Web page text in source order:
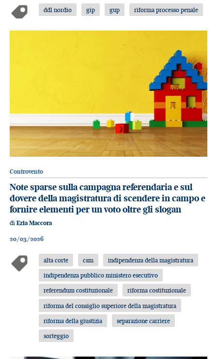
ddl nordio gip gup riforma processo penale
Controvento
Note sparse sulla campagna referendaria e sul
dovere della magistratura di scendere in campo e
fornire elementi per un voto oltre gli slogan
di Ezia Maccora
20/03/2026
alta corte csm
indipendenza della magistratura
indipendenza pubblico ministero esecutivo
referendum costituzionale
riforma costituzionale
riforma del consiglio superiore della magistratura
riforma della giustizia
separazione carriere
sorteggio